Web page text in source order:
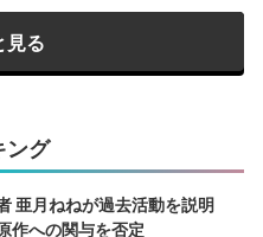
見る
ング
亜月ねねが過去活動を説明
作への関与を否定